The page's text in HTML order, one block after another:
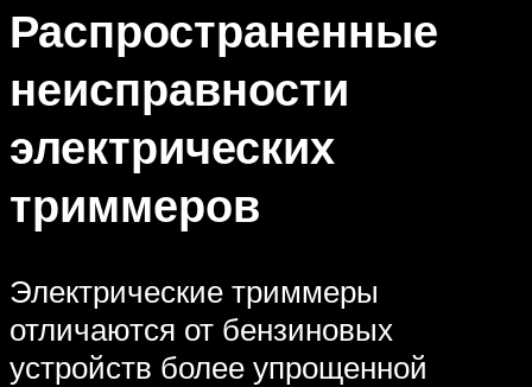
Распространенные
неисправности
электрических
триммеров
Электрические триммеры
отличаются от бензиновых
устройств более упрощенной